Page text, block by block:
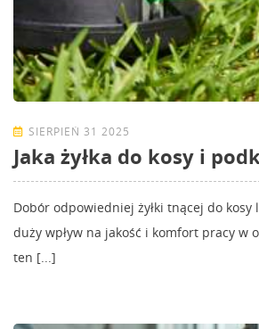
SIERPIEŃ 31 2025
Jaka żyłka do kosy i
Dobór odpowiedniej żyłki tnącej do kosy
duży wpływ na jakość i komfort pracy w
ten [...]